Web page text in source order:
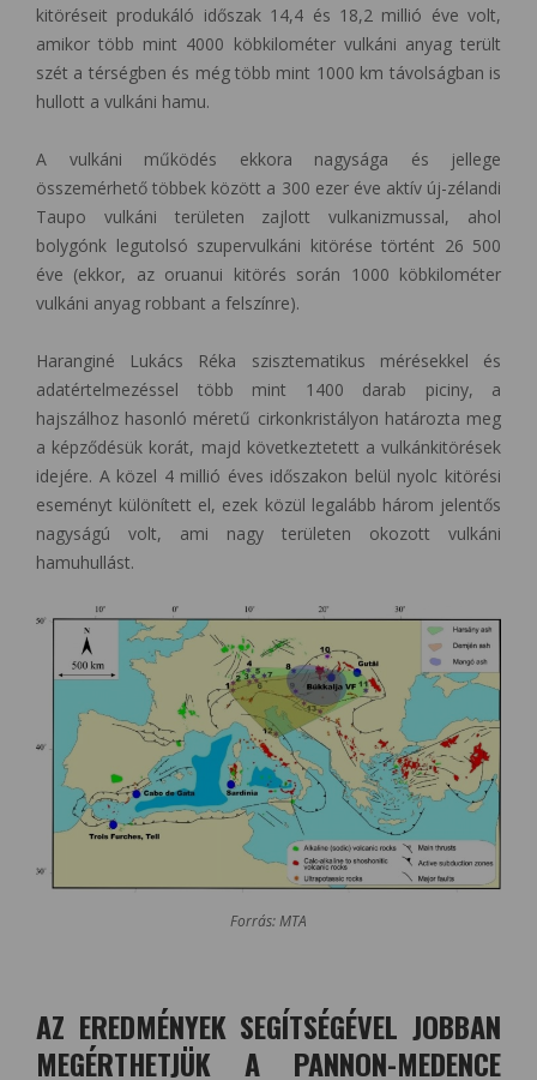
kitöréseit produkáló időszak 14,4 és 18,2 millió éve volt,
amikor több mint 4000 köbkilométer vulkáni anyag terült
szét a térségben és még több mint 1000 km távolságban is
hullott a vulkáni hamu.
A vulkáni működés ekkora nagysága és jellege
összemérhető többek között a 300 ezer éve aktív új-zélandi
Taupo vulkáni területen zajlott vulkanizmussal, ahol
bolygónk legutolsó szupervulkáni kitörése történt 26 500
éve (ekkor, az oruanui kitörés során 1000 köbkilométer
vulkáni anyag robbant a felszínre).
Haranginé Lukács Réka szisztematikus mérésekkel és
adatértelmezéssel több mint 1400 darab piciny, a
hajszálhoz hasonló méretű cirkonkristályon határozta meg
a képződésük korát, majd következtetett a vulkánkitörések
idejére. A közel 4 millió éves időszakon belül nyolc kitörési
eseményt különített el, ezek közül legalább három jelentős
nagyságú volt, ami nagy területen okozott vulkáni
hamuhullást.
Forrás: MTA
AZ EREDMÉNYEK SEGÍTSÉGÉVEL JOBBAN
MEGÉRTHETJÜK A PANNON-MEDENCE